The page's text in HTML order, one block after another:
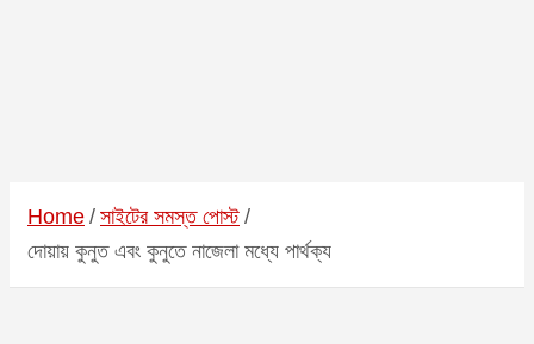
Home
সাইটের সমস্ত পোস্ট
দোয়ায় কুনুত এবং কুনুতে নাজেলা মধ্যে পার্থক্য